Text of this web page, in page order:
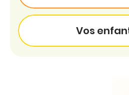
Vos